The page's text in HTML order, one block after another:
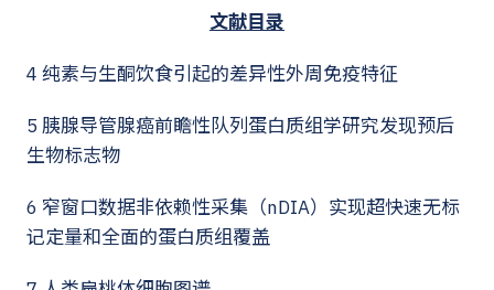
文献目录
4 纯素与生酮饮食引起的差异性外周免疫特征
5 胰腺导管腺癌前瞻性队列蛋白质组学研究发现预后
生物标志物
6 窄窗口数据非依赖性采集（nDIA）实现超快速无标
记定量和全面的蛋白质组覆盖